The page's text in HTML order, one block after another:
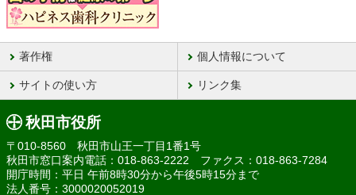
著作権 個人情報について
サイトの使い方 リンク集
秋田市役所
〒010-8560 秋田市山王一丁目1番1号
秋田市窓口案内電話：018-863-2222 ファクス：018-863-7284
開庁時間：平日 午前8時30分から午後5時15分まで
法人番号：3000020052019